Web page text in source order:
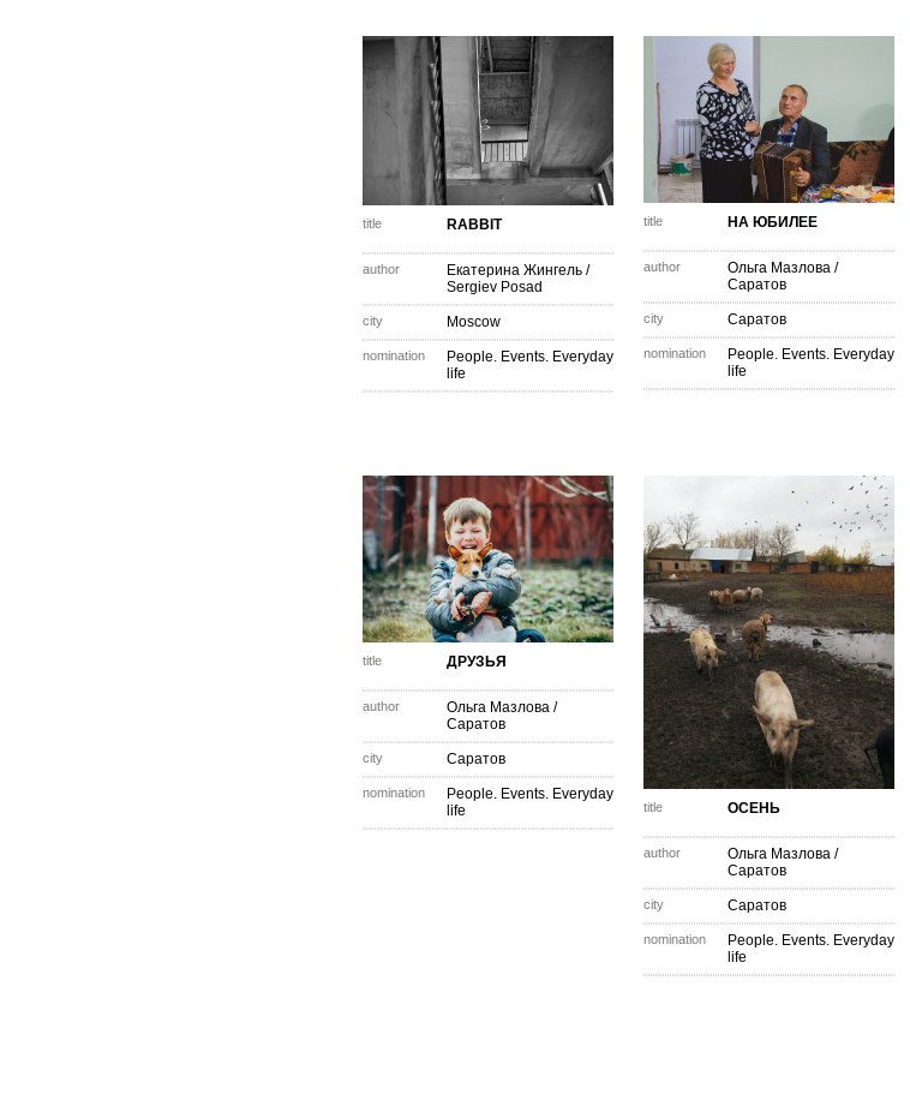
title RABBIT
author Екатерина Жингель /
Sergiev Posad
city Moscow
nomination
People. Events. Everyday
life
title НА ЮБИЛЕЕ
author Ольга Мазлова /
Саратов
city Саратов
nomination
People. Events. Everyday
life
title ДРУЗЬЯ
author Ольга Мазлова /
Саратов
city Саратов
nomination
People. Events. Everyday
life
title ОСЕНЬ
author Ольга Мазлова /
Саратов
city Саратов
nomination
People. Events. Everyday
life